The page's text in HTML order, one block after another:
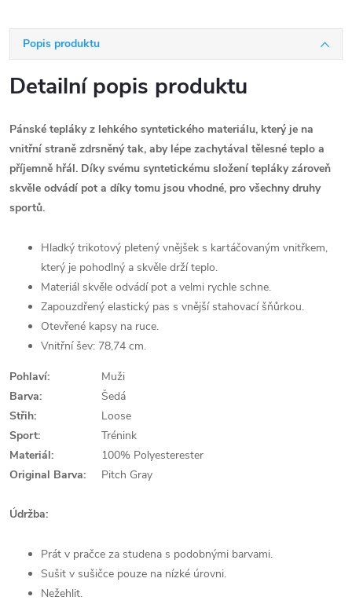
Popis produktu
Detailní popis produktu
Pánské tepláky z lehkého syntetického materiálu, který je na
vnitřní straně zdrsněný tak, aby lépe zachytával tělesné teplo a
příjemně hřál. Díky svému syntetickému složení tepláky zároveň
skvěle odvádí pot a díky tomu jsou vhodné, pro všechny druhy
sportů.
Hladký trikotový pletený vnějšek s kartáčovaným vnitřkem,
který je pohodlný a skvěle drží teplo.
Materiál skvěle odvádí pot a velmi rychle schne.
Zapouzdřený elastický pas s vnější stahovací šňůrkou.
Otevřené kapsy na ruce.
Vnitřní šev: 78,74 cm.
Pohlaví:
Muži
Barva:
Šedá
Střih:
Loose
Sport:
Trénink
Materiál:
100% Polyesterester
Original Barva:
Pitch Gray
Údržba:
Prát v pračce za studena s podobnými barvami.
Sušit v sušičce pouze na nízké úrovni.
Nežehlit.